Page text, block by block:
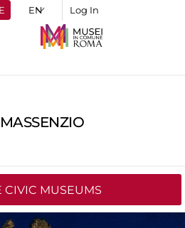
Log In
CIVIC MUSEUMS